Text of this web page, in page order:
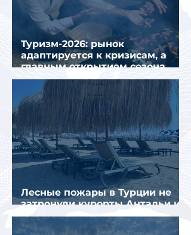
Туризм-2026: рынок
адаптируется к кризисам, а
главным открытием сезона
стал Вьетнам
Лесные пожары в Турции не
затронули курорты Антальи и
Муглы